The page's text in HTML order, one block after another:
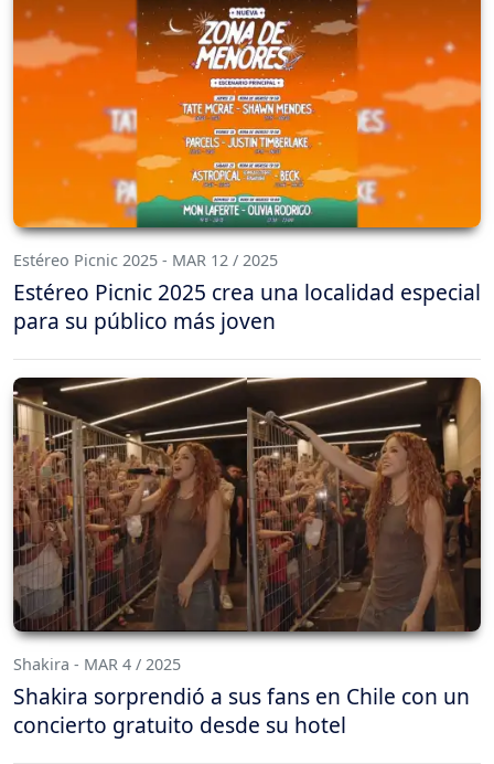
Estéreo Picnic 2025 - MAR 12 / 2025
Estéreo Picnic 2025 crea una localidad especial
para su público más joven
Shakira - MAR 4 / 2025
Shakira sorprendió a sus fans en Chile con un
concierto gratuito desde su hotel